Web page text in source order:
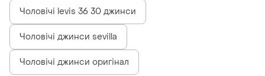
Чоловічі levis 36 30 джинси
Чоловічі джинси sevilla
Чоловічі джинси оригінал